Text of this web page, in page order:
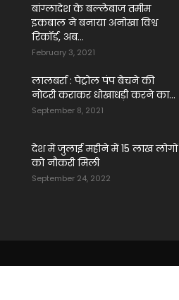
बांग्लादेश के बल्लेबाज तमीम
इकबाल ने बनाया अनोखा विश्व
रिकॉर्ड, अब...
February 3, 2021
लालबर्रा : पेट्रोल पंप बेचने की
नोटरी कराकर धोखाधड़ी करने का...
September 8, 2021
देश में जुलाई महीने में 15 लाख लोगों
को नौक‎री ‎मिली
September 24, 2022